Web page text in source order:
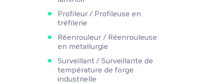
Profileur / Profileuse en
tréfilerie
Réenrouleur / Réenrouleuse
en métallurgie
Surveillant / Surveillante de
température de forge
industrielle